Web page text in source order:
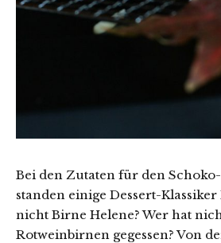
Bei den Zutaten für den
standen einige Dessert-Klassiker
nicht Birne Helene? Wer hat
Rotweinbirnen gegessen? Von